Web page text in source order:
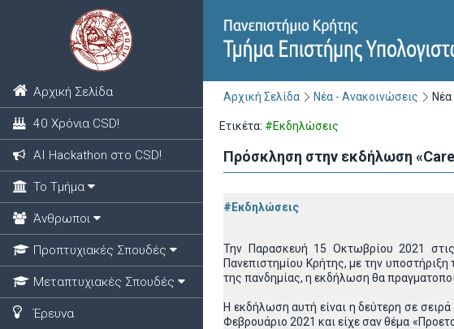
Αρχική Σελίδα
40 Χρόνια CSD!
ΑΙ Hackathon στο CSD!
Το Τμήμα
Άνθρωποι
Προπτυχιακές Σπουδές
Μεταπτυχιακές Σπουδές
Έρευνα
Αρχική Σελίδα Νέα - Ανακοινώσεις Νέα
Ετικέτα: #Εκδηλώσεις
Πρόσκληση στην εκδήλωση
#Εκδηλώσεις
Την Παρασκευή 15 Οκτωβρίου 2021
Πανεπιστημίου Κρήτης, με την
της πανδημίας, η εκδήλωση θα
Η εκδήλωση αυτή είναι η δεύτερη σε
Φεβρουάριο 2021 και είχε σαν θέμα